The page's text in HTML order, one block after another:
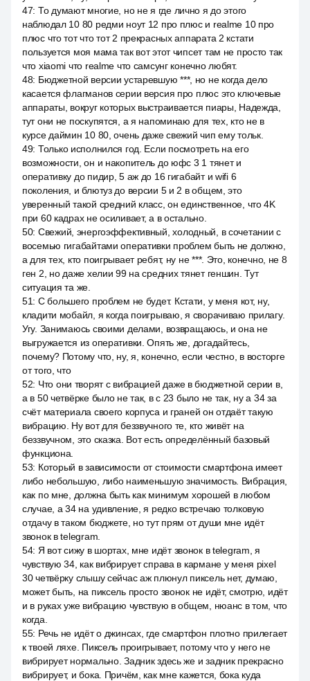
47: То думают многие, но не я где лично я до этого
наблюдал 10 80 редми ноут 12 про плюс и realme 10 про
плюс что тот что тот 2 прекрасных аппарата 2 кстати
пользуется моя мама так вот этот чипсет там не просто так
что xiaomi что realme что самсунг конечно любят.
48: Бюджетной версии устаревшую ***, но не когда дело
касается флагманов серии версия про плюс это ключевые
аппараты, вокруг которых выстраивается пиары, Надежда,
тут они не поскупятся, а я напоминаю для тех, кто не в
курсе даймин 10 80, очень даже свежий чип ему тольк.
49: Только исполнился год. Если посмотреть на его
возможности, он и накопитель до юфс 3 1 тянет и
оперативку до пидир, 5 аж до 16 гигабайт и wifi 6
поколения, и блютуз до версии 5 и 2 в общем, это
уверенный такой средний класс, он единственное, что 4K
при 60 кадрах не осиливает, а в остально.
50: Свежий, энергоэффективный, холодный, в сочетании с
восемью гигабайтами оперативки проблем быть не должно,
а для тех, кто поигрывает ребят, ну не ***. Это, конечно, не 8
ген 2, но даже хелии 99 на средних тянет геншин. Тут
ситуация та же.
51: С большего проблем не будет. Кстати, у меня кот, ну,
кладити мобайл, я когда поигрываю, я сворачиваю прилагу.
Угу. Занимаюсь своими делами, возвращаюсь, и она не
выгружается из оперативки. Опять же, догадайтесь,
почему? Потому что, ну, я, конечно, если честно, в восторге
от того, что
52: Что они творят с вибрацией даже в бюджетной серии в,
а в 50 четвёрке было не так, в с 23 было не так, ну а 34 за
счёт материала своего корпуса и граней он отдаёт такую
вибрацию. Ну вот для беззвучного те, кто живёт на
беззвучном, это сказка. Вот есть определённый базовый
функциона.
53: Который в зависимости от стоимости смартфона имеет
либо небольшую, либо наименьшую значимость. Вибрация,
как по мне, должна быть как минимум хорошей в любом
случае, а 34 на удивление, я редко встречаю толковую
отдачу в таком бюджете, но тут прям от души мне идёт
звонок в telegram.
54: Я вот сижу в шортах, мне идёт звонок в telegram, я
чувствую 34, как вибрирует справа в кармане у меня pixel
30 четвёрку слышу сейчас аж плюнул пиксель нет, думаю,
может быть, на пиксель просто звонок не идёт, смотрю, идёт
и в руках уже вибрацию чувствую в общем, нюанс в том, что
когда.
55: Речь не идёт о джинсах, где смартфон плотно прилегает
к твоей ляхе. Пиксель проигрывает, потому что у него не
вибрирует нормально. Задник здесь же и задник прекрасно
вибрирует, и бока. Причём, как мне кажется, бока куда